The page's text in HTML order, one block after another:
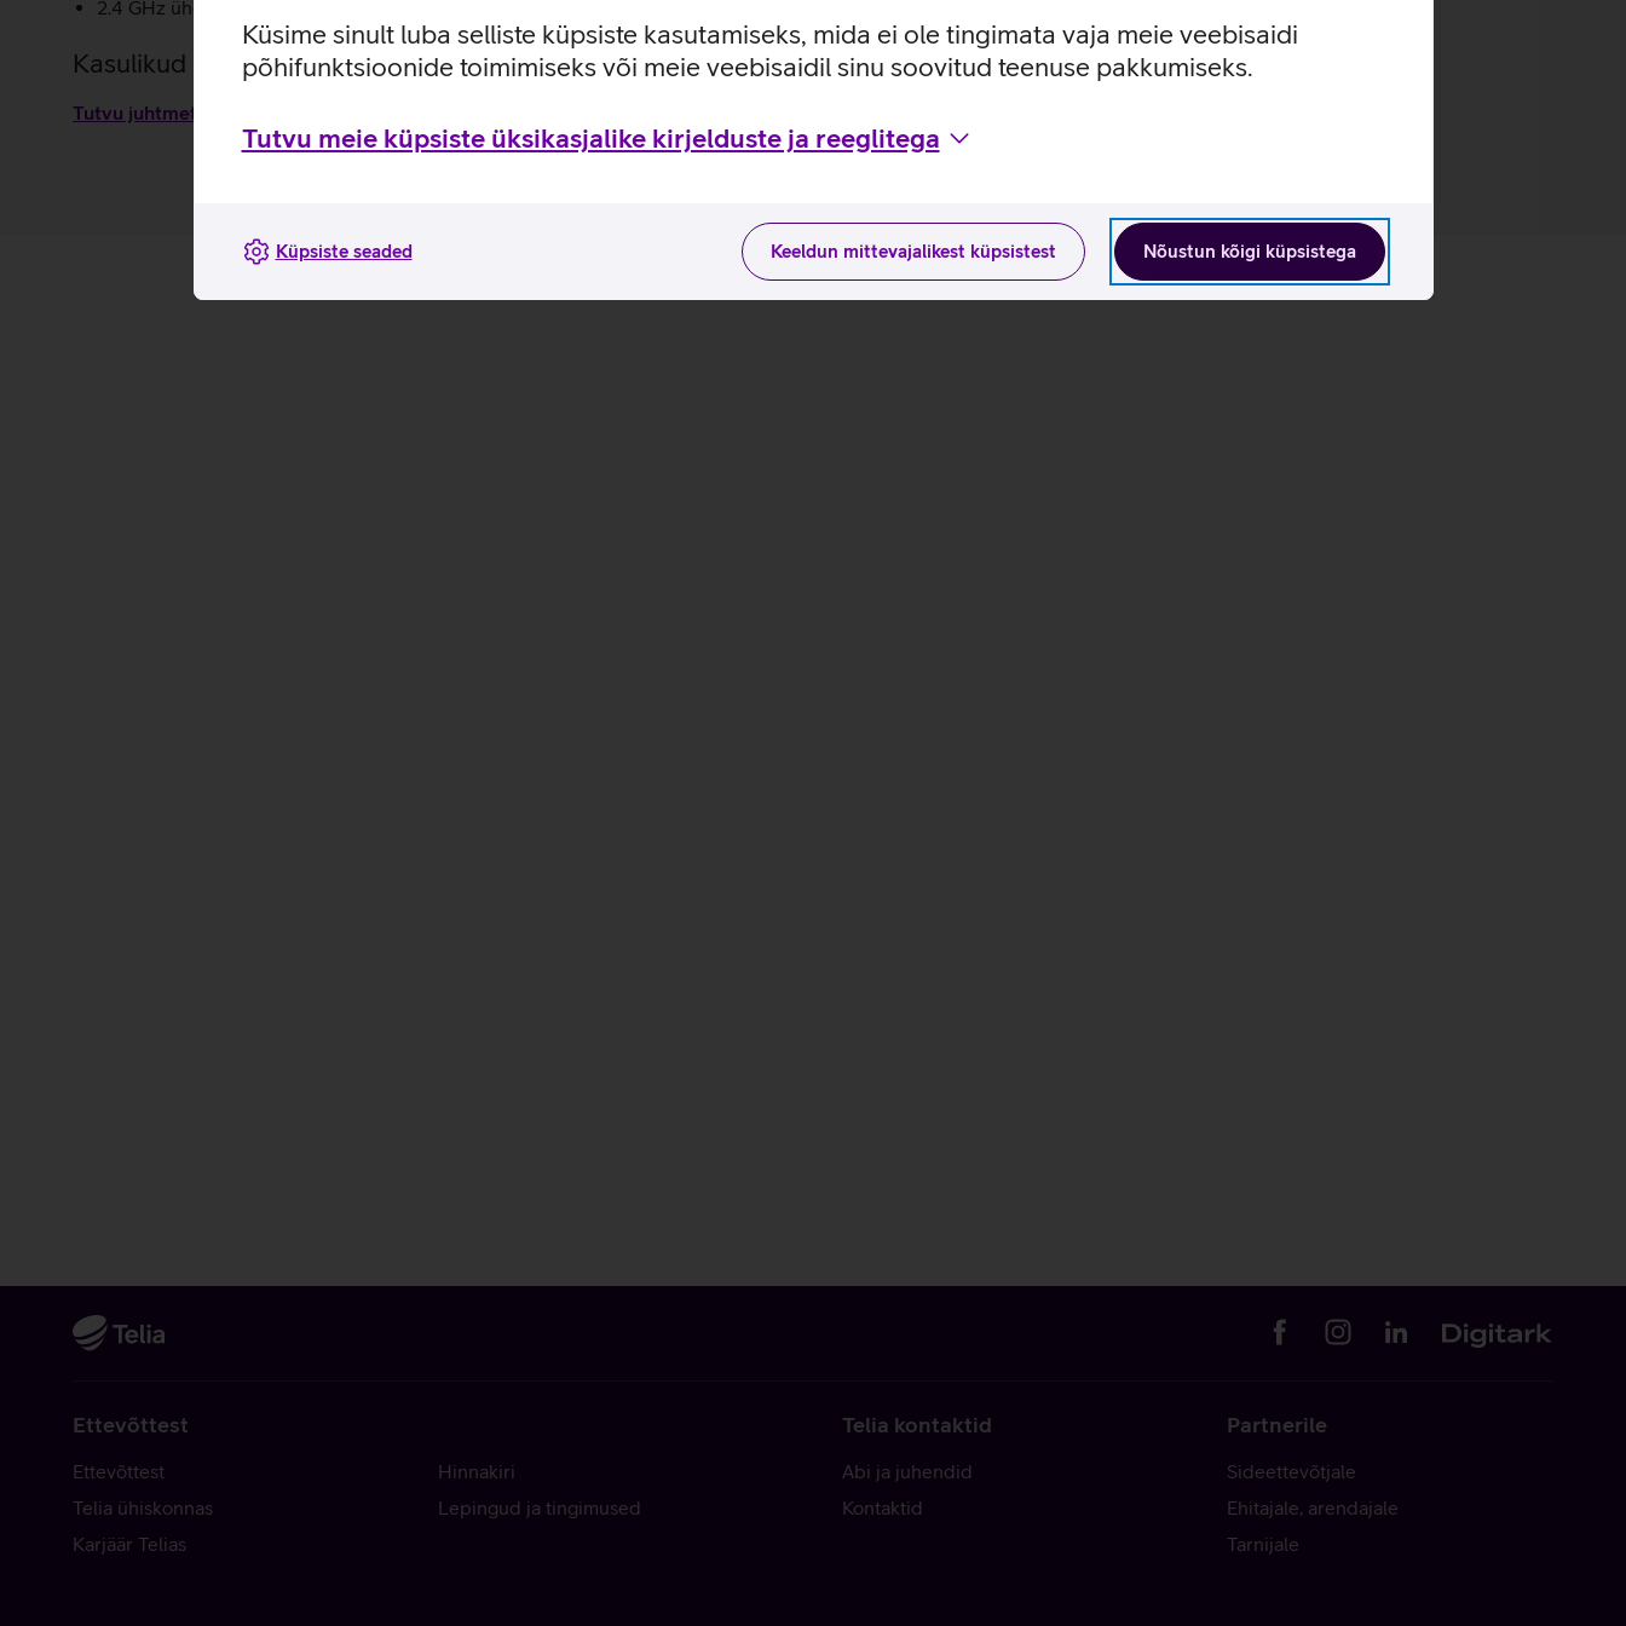
Küsime sinult luba selliste küpsiste kasutamiseks, mida ei ole tingimata vaja meie veebisaidi
põhifunktsioonide toimimiseks või meie veebisaidil sinu soovitud teenuse pakkumiseks.
Tutvu meie küpsiste üksikasjalike kirjelduste ja reeglitega
Nõustun kõigi küpsistega
Keeldun mittevajalikest küpsistest
Küpsiste seaded
2.4 GHz ühendus stabiilseks ja viivitusteta tööks.
Kasulikud lingid
Tutvu juhtmeta hiire Asus MW202 omaduste ja kasutusviisidega tootja kodulehel
Ettevõttest
Ettevõttest
Telia ühiskonnas
Karjäär Telias
Hinnakiri
Lepingud ja tingimused
Telia kontaktid
Abi ja juhendid
Kontaktid
Partnerile
Sideettevõtjale
Ehitajale, arendajale
Tarnijale